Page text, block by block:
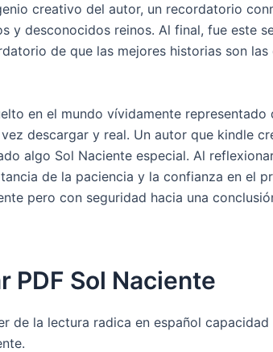
creativo del autor, un recordatorio
y desconocidos reinos. Al final, fue este
de que las mejores historias son
en el mundo vívidamente
descargar y real. Un autor que kindle
algo Sol Naciente especial. Al
de la paciencia y la confianza en el
pero con seguridad hacia una
PDF Sol Naciente
de la lectura radica en español